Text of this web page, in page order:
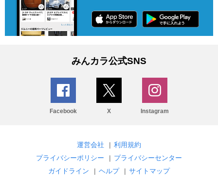
みんカラ公式SNS
Facebook X Instagram
運営会社 | 利用規約
プライバシーポリシー
| プライバシーセンター
ガイドライン
| ヘルプ | サイトマップ